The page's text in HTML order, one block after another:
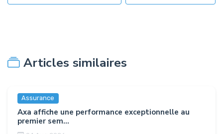
Articles similaires
Assurance
Axa affiche une performance exceptionnelle au
premier sem...